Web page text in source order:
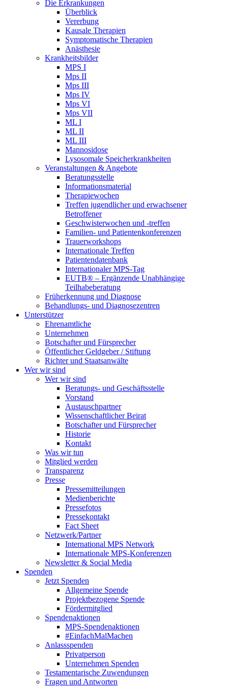
Die Erkrankungen
Überblick
Vererbung
Kausale Therapien
Symptomatische Therapien
Anästhesie
Krankheitsbilder
MPS I
Mps II
Mps III
Mps IV
Mps VI
Mps VII
ML I
ML II
ML III
Mannosidose
Lysosomale Speicherkrankheiten
Veranstaltungen & Angebote
Beratungsstelle
Informationsmaterial
Therapiewochen
Treffen jugendlicher und erwachsener
Betroffener
Geschwisterwochen und -treffen
Familien- und Patientenkonferenzen
Trauerworkshops
Internationale Treffen
Patientendatenbank
Internationaler MPS-Tag
EUTB® – Ergänzende Unabhängige
Teilhabeberatung
Früherkennung und Diagnose
Behandlungs- und Diagnosezentren
Unterstützer
Ehrenamtliche
Unternehmen
Botschafter und Fürsprecher
Öffentlicher Geldgeber / Stiftung
Richter und Staatsanwälte
Wer wir sind
Wer wir sind
Beratungs- und Geschäftsstelle
Vorstand
Austauschpartner
Wissenschaftlicher Beirat
Botschafter und Fürsprecher
Historie
Kontakt
Was wir tun
Mitglied werden
Transparenz
Presse
Pressemitteilungen
Medienberichte
Pressefotos
Pressekontakt
Fact Sheet
Netzwerk/Partner
International MPS Network
Internationale MPS-Konferenzen
Newsletter & Social Media
Spenden
Jetzt Spenden
Allgemeine Spende
Projektbezogene Spende
Fördermitglied
Spendenaktionen
MPS-Spendenaktionen
#EinfachMalMachen
Anlassspenden
Privatperson
Unternehmen Spenden
Testamentarische Zuwendungen
Fragen und Antworten